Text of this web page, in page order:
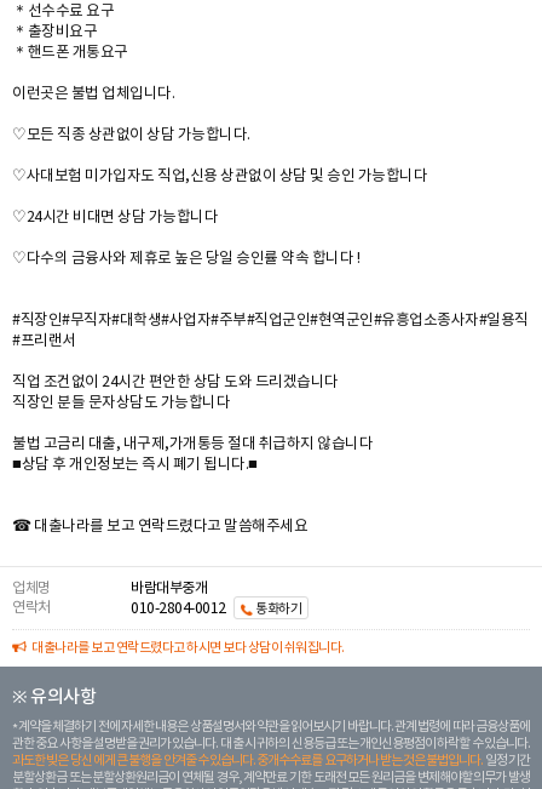
＊선수수료 요구
＊출장비요구
＊핸드폰 개통요구
이런곳은 불법 업체입니다.
♡모든 직종 상관없이 상담 가능합니다.
♡사대보험 미가입자도 직업,신용 상관없이 상담 및 승인 가능합니다
♡24시간 비대면 상담 가능합니다
♡다수의 금융사와 제휴로 높은 당일 승인률 약속 합니다 !
#직장인#무직자#대학생#사업자#주부#직업군인#현역군인#유흥업소종사자#일용직
#프리랜서
직업 조건없이 24시간 편안한 상담 도와 드리겠습니다
직장인 분들 문자상담도 가능합니다
불법 고금리 대출, 내구제,가개통등 절대 취급하지 않습니다
■상담 후 개인정보는 즉시 폐기 됩니다.■
☎ 대출나라를 보고 연락드렸다고 말씀해주세요
업체명
바람대부중개
연락처
010-2804-0012 통화하기
대출나라를 보고 연락드렸다고 하시면 보다 상담이 쉬워집니다.
※ 유의사항
계약을 체결하기 전에 자세한 내용은 상품설명서와 약관을 읽어보시기 바랍니다. 관계 법령에 따라 금융상품에
관한 중요 사항을 설명받을 권리가 있습니다. 대 출 시 귀하의 신용등급 또는 개인신용평점이 하락할 수 있습니다.
과도한 빚은 당신 에게 큰 불행을 안겨줄 수 있습니다. 중개수수료를 요구하거나 받는 것은 불법입니다. 일정 기간
분할상환금 또는 분할상환원리금이 연체될 경우, 계약만료 기한 도래전 모든 원리금을 변제해야할 의무가 발생